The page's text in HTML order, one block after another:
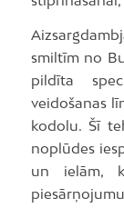
smiltīm no
pildīta
veidošanas
kodolu. Šī
noplūdes
un ielām,